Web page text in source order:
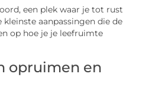
een plek waar je tot rust
aanpassingen die de
op hoe je je leefruimte
opruimen en